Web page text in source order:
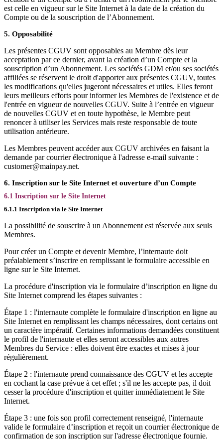
est celle en vigueur sur le Site Internet à la date de la création du
Compte ou de la souscription de l’Abonnement.
5. Opposabilité
Les présentes CGUV sont opposables au Membre dès leur
acceptation par ce dernier, avant la création d’un Compte et la
souscription d’un Abonnement. Les sociétés GDM et/ou ses sociétés
affiliées se réservent le droit d'apporter aux présentes CGUV, toutes
les modifications qu'elles jugeront nécessaires et utiles. Elles feront
leurs meilleurs efforts pour informer les Membres de l'existence et de
l'entrée en vigueur de nouvelles CGUV. Suite à l’entrée en vigueur
de nouvelles CGUV et en toute hypothèse, le Membre peut
renoncer à utiliser les Services mais reste responsable de toute
utilisation antérieure.
Les Membres peuvent accéder aux CGUV archivées en faisant la
demande par courrier électronique à l'adresse e-mail suivante :
customer@mainpay.net.
6. Inscription sur le Site Internet et ouverture d’un Compte
6.1 Inscription sur le Site Internet
6.1.1 Inscription via le Site Internet
La possibilité de souscrire à un Abonnement est réservée aux seuls
Membres.
Pour créer un Compte et devenir Membre, l’internaute doit
préalablement s’inscrire en remplissant le formulaire accessible en
ligne sur le Site Internet.
La procédure d'inscription via le formulaire d’inscription en ligne du
Site Internet comprend les étapes suivantes :
Étape 1 : l'internaute complète le formulaire d'inscription en ligne au
Site Internet en remplissant les champs nécessaires, dont certains ont
un caractère impératif. Certaines informations demandées constituent
le profil de l'internaute et elles seront accessibles aux autres
Membres du Service : elles doivent être exactes et mises à jour
régulièrement.
Étape 2 : l'internaute prend connaissance des CGUV et les accepte
en cochant la case prévue à cet effet ; s'il ne les accepte pas, il doit
cesser la procédure d'inscription et quitter immédiatement le Site
Internet.
Étape 3 : une fois son profil correctement renseigné, l'internaute
valide le formulaire d’inscription et reçoit un courrier électronique de
confirmation de son inscription sur l'adresse électronique fournie.